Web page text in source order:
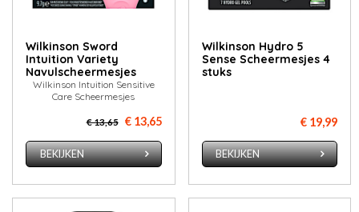
Wilkinson Sword
Intuition Variety
Navulscheermesjes
Wilkinson Intuition Sensitive
Care Scheermesjes
€ 13,65 € 13,65
BEKIJKEN
Wilkinson Hydro 5
Sense Scheermesjes 4
stuks
€ 19,99
BEKIJKEN